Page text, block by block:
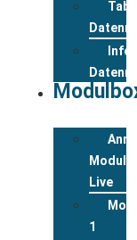
Live
Modul
1